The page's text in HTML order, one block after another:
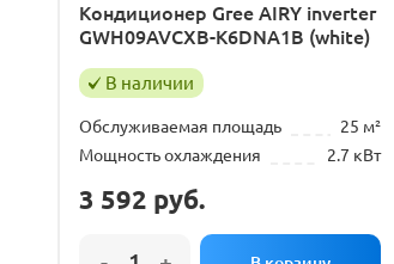
Кондиционер Gree AIRY inverter
GWH09AVCXB-K6DNA1B (white)
В наличии
Обслуживаемая площадь
25 м²
Мощность охлаждения
2.7 кВт
3 592 руб.